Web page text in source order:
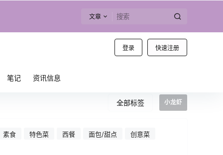
文章
登录 快速注册
笔记 资讯信息
全部标签 小龙虾
素食 特色菜 西餐 面包/甜点 创意菜